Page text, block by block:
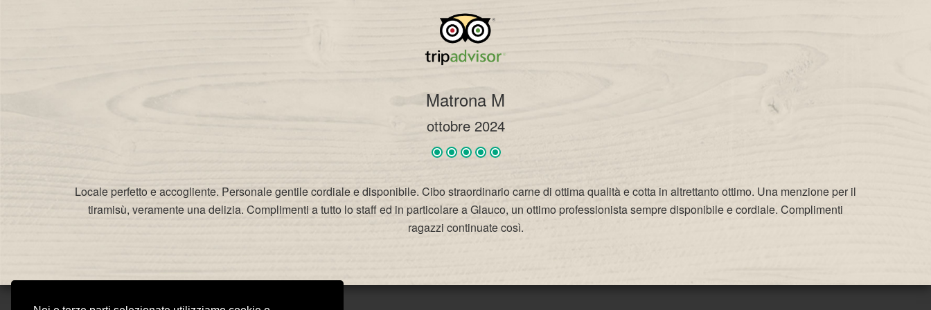
Matrona M
ottobre 2024
Locale perfetto e accogliente. Personale gentile cordiale e disponibile. Cibo straordinario carne di ottima qualità e cotta in altrettanto ottimo. Una menzione per il
tiramisù, veramente una delizia. Complimenti a tutto lo staff ed in particolare a Glauco, un ottimo professionista sempre disponibile e cordiale. Complimenti
ragazzi continuate così.